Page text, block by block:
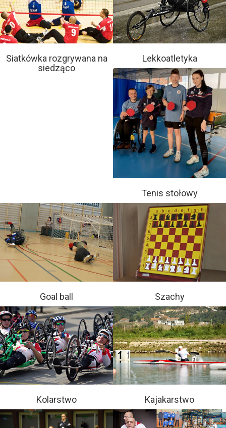
Siatkówka rozgrywana na
siedząco
Lekkoatletyka
Tenis stołowy
Goal ball Szachy
Kolarstwo Kajakarstwo